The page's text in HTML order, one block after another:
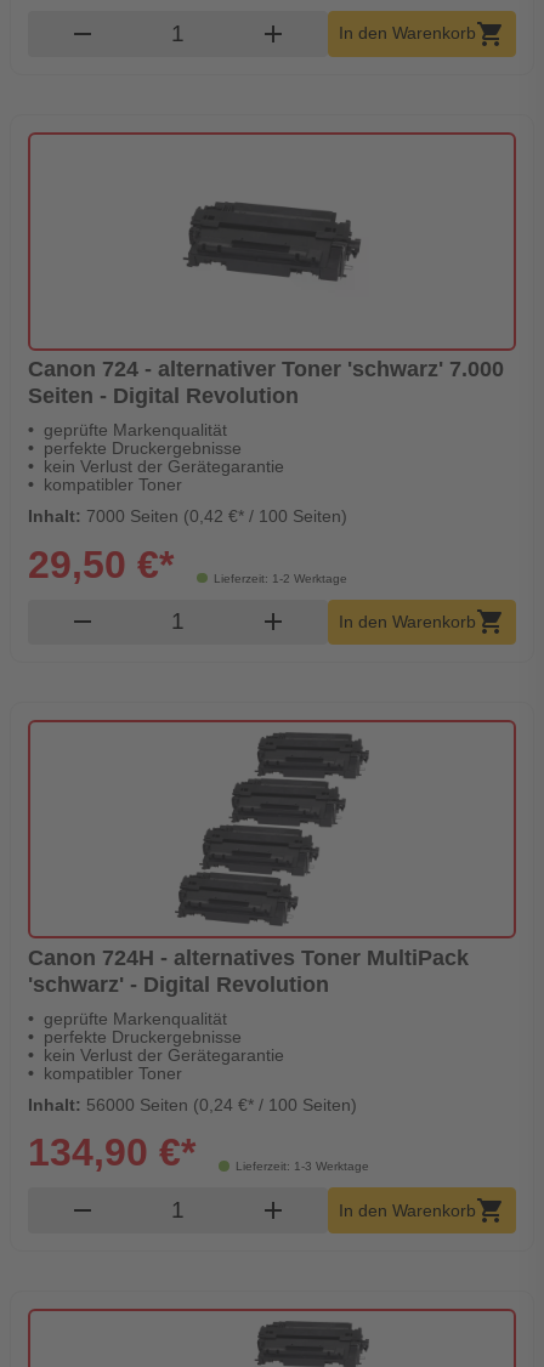
remove Produkt Warenkorb Menge
add In den Warenkorbshopping_cart
Canon 724 - alternativer Toner 'schwarz' 7.000
Seiten - Digital Revolution
geprüfte Markenqualität
perfekte Druckergebnisse
kein Verlust der Gerätegarantie
kompatibler Toner
Inhalt: 7000 Seiten (0,42 €* / 100 Seiten)
Lieferzeit: 1-2 Werktage
29,50 €*
remove Produkt Warenkorb Menge
add In den Warenkorb shopping_cart
Canon 724H - alternatives Toner MultiPack
'schwarz' - Digital Revolution
geprüfte Markenqualität
perfekte Druckergebnisse
kein Verlust der Gerätegarantie
kompatibler Toner
Inhalt: 56000 Seiten (0,24 €* / 100 Seiten)
Lieferzeit: 1-3 Werktage
134,90 €*
remove Produkt Warenkorb Menge
add In den Warenkorbshopping_cart